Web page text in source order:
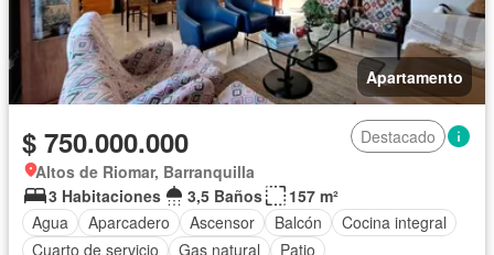
Apartamento
$ 750.000.000
Destacado
Altos de Riomar, Barranquilla
3 Habitaciones
3,5 Baños
157 m²
Agua
Aparcadero Ascensor Balcón
Cocina integral
Cuarto de servicio
Gas natural Patio